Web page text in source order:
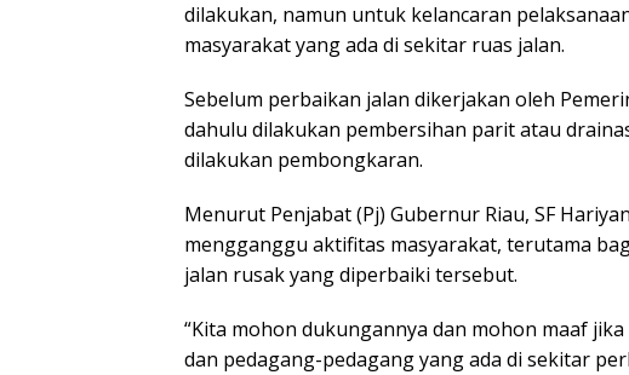
dilakukan, namun untuk kelancaran
masyarakat yang ada di sekitar ruas jalan.
Sebelum perbaikan jalan dikerjakan oleh
dahulu dilakukan pembersihan parit atau
dilakukan pembongkaran.
Menurut Penjabat (Pj) Gubernur Riau, SF
mengganggu aktifitas masyarakat, terutama
jalan rusak yang diperbaiki tersebut.
“Kita mohon dukungannya dan mohon maaf
dan pedagang-pedagang yang ada di sekitar